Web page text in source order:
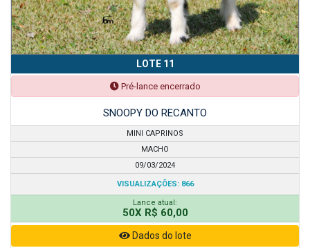
LOTE 11
Pré-lance encerrado
SNOOPY DO RECANTO
MINI CAPRINOS
MACHO
09/03/2024
VISUALIZAÇÕES: 866
Lance atual:
50X R$ 60,00
Dados do lote